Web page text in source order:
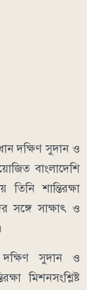
দক্ষিণ সুদান ও
বাংলাদেশি
শান্তিরক্ষা
সঙ্গে সাক্ষাৎ ও
দক্ষিণ সুদান ও
মিশনসংশ্লিষ্ট